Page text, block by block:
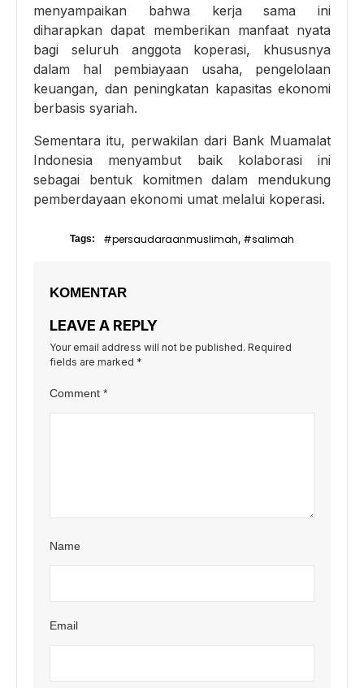
menyampaikan bahwa kerja sama ini
diharapkan dapat memberikan manfaat nyata
bagi seluruh anggota koperasi, khususnya
dalam hal pembiayaan usaha, pengelolaan
keuangan, dan peningkatan kapasitas ekonomi
berbasis syariah.
Sementara itu, perwakilan dari Bank Muamalat
Indonesia menyambut baik kolaborasi ini
sebagai bentuk komitmen dalam mendukung
pemberdayaan ekonomi umat melalui koperasi.
Tags: #persaudaraanmuslimah, #salimah
KOMENTAR
LEAVE A REPLY
Your email address will not be published. Required
fields are marked *
Comment *
Name
Email